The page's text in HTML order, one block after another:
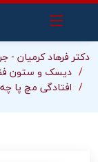
دکتر فرهاد کرمیان -
دیسک و ستون
افتادگی مچ پا